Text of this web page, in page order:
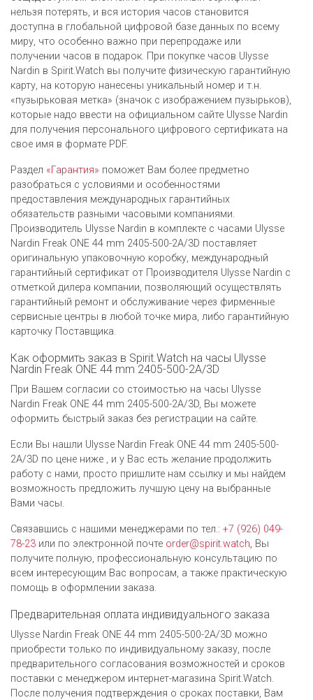
нельзя потерять, и вся история часов становится
доступна в глобальной цифровой базе данных по всему
миру, что особенно важно при перепродаже или
получении часов в подарок. При покупке часов Ulysse
Nardin в Spirit.Watch вы получите физическую гарантийную
карту, на которую нанесены уникальный номер и т.н.
«пузырьковая метка» (значок с изображением пузырьков),
которые надо ввести на официальном сайте Ulysse Nardin
для получения персонального цифрового сертификата на
свое имя в формате PDF.
Раздел «Гарантия» поможет Вам более предметно
разобраться с условиями и особенностями
предоставления международных гарантийных
обязательств разными часовыми компаниями.
Производитель Ulysse Nardin в комплекте с часами Ulysse
Nardin Freak ONE 44 mm 2405-500-2A/3D поставляет
оригинальную упаковочную коробку, международный
гарантийный сертификат от Производителя Ulysse Nardin c
отметкой дилера компании, позволяющий осуществлять
гарантийный ремонт и обслуживание через фирменные
сервисные центры в любой точке мира, либо гарантийную
карточку Поставщика.
Как оформить заказ в Spirit.Watch на часы Ulysse
Nardin Freak ONE 44 mm 2405-500-2A/3D
При Вашем согласии со стоимостью на часы Ulysse
Nardin Freak ONE 44 mm 2405-500-2A/3D, Вы можете
оформить быстрый заказ без регистрации на сайте.
Если Вы нашли Ulysse Nardin Freak ONE 44 mm 2405-500-
2A/3D по цене ниже , и у Вас есть желание продолжить
работу с нами, просто пришлите нам ссылку и мы найдем
возможность предложить лучшую цену на выбранные
Вами часы.
Связавшись с нашими менеджерами по тел.: +7 (926) 049-
78-23 или по электронной почте order@spirit.watch, Вы
получите полную, профессиональную консультацию по
всем интересующим Вас вопросам, а также практическую
помощь в оформлении заказа.
Предварительная оплата индивидуального заказа
Ulysse Nardin Freak ONE 44 mm 2405-500-2A/3D можно
приобрести только по индивидуальному заказу, после
предварительного согласования возможностей и сроков
поставки с менеджером интернет-магазина Spirit.Watch.
После получения подтверждения о сроках поставки, Вам